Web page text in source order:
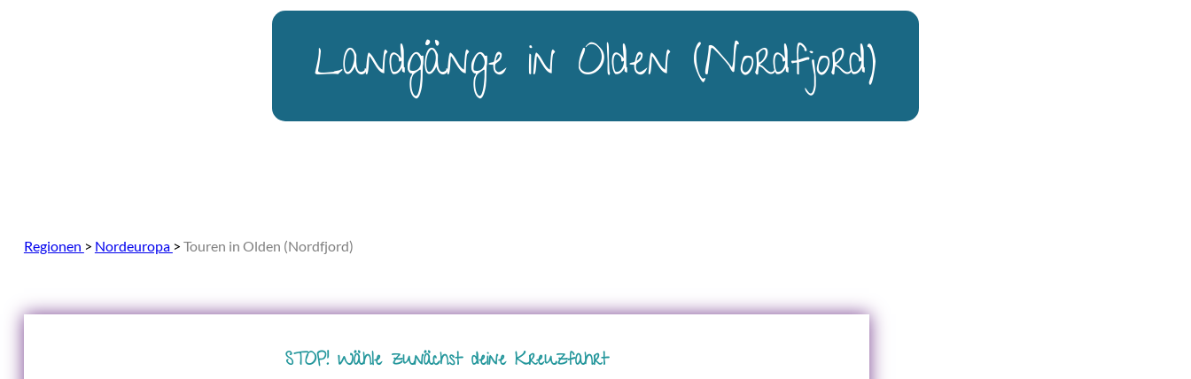
Landgänge in Olden (Nordfjord)
Regionen > Nordeuropa > Touren in Olden (Nordfjord)
STOP! Wähle zunächst deine Kreuzfahrt